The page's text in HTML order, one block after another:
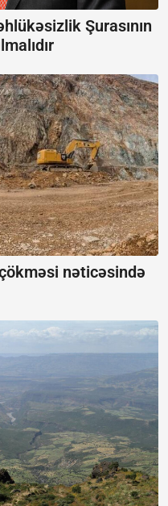
Şurasının
çökməsi nəticəsində